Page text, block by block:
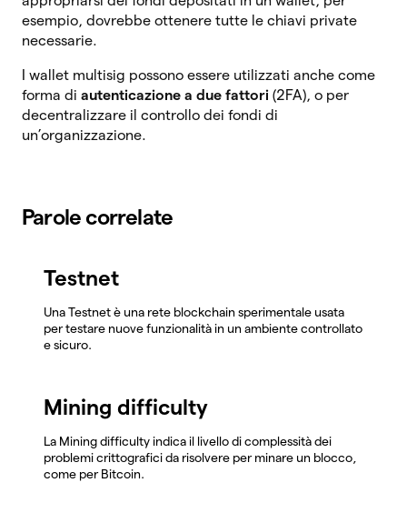
esempio, dovrebbe ottenere tutte le chiavi private
necessarie.
I wallet multisig possono essere utilizzati anche come
forma di autenticazione a due fattori (2FA), o per
decentralizzare il controllo dei fondi di
un’organizzazione.
Parole correlate
Testnet
Una Testnet è una rete blockchain sperimentale usata
per testare nuove funzionalità in un ambiente controllato
e sicuro.
Mining difficulty
La Mining difficulty indica il livello di complessità dei
problemi crittografici da risolvere per minare un blocco,
come per Bitcoin.